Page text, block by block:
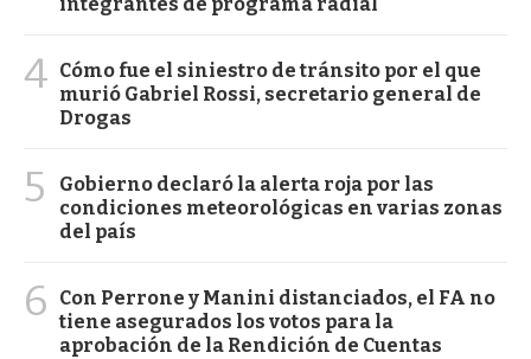
integrantes de programa radial
4 Cómo fue el siniestro de tránsito por el que
murió Gabriel Rossi, secretario general de
Drogas
5
Gobierno declaró la alerta roja por las
condiciones meteorológicas en varias zonas
del país
6
Con Perrone y Manini distanciados, el FA no
tiene asegurados los votos para la
aprobación de la Rendición de Cuentas